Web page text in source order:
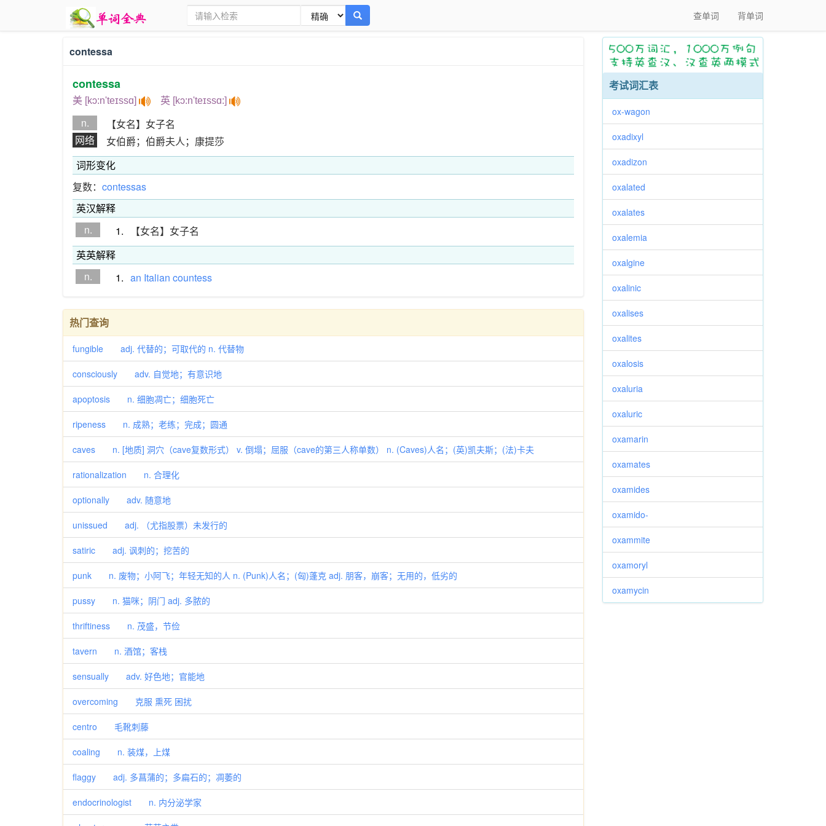
查单词 背单词
contessa
contessa
美 [kɔ:n'teɪssɑ] 英 [kɔ:n'teɪssɑ:]
n.
【女名】女子名
网络
女伯爵；伯爵夫人；康提莎
词形变化
复数： contessas
英汉解释
n.
1.
【女名】女子名
英英解释
n.
1. an Italian countess
热门查询
fungible adj. 代替的；可取代的 n. 代替物
consciously adv. 自觉地；有意识地
apoptosis n. 细胞凋亡；细胞死亡
ripeness n. 成熟；老练；完成；圆通
caves n. [地质] 洞穴（cave复数形式） v. 倒塌；屈服（cave的第三人称单数） n. (Caves)人名；(英)凯夫斯；(法)卡夫
rationalization n. 合理化
optionally adv. 随意地
unissued adj. （尤指股票）未发行的
satiric adj. 讽刺的；挖苦的
punk n. 废物；小阿飞；年轻无知的人 n. (Punk)人名；(匈)蓬克 adj. 朋客，崩客；无用的，低劣的
pussy n. 猫咪；阴门 adj. 多脓的
thriftiness n. 茂盛，节俭
tavern n. 酒馆；客栈
sensually adv. 好色地；官能地
overcoming 克服 熏死 困扰
centro 毛靴刺藤
coaling n. 装煤，上煤
flaggy adj. 多菖蒲的；多扁石的；凋萎的
endocrinologist n. 内分泌学家
考试词汇表
ox-wagon
oxadixyl
oxadizon
oxalated
oxalates
oxalemia
oxalgine
oxalinic
oxalises
oxalites
oxalosis
oxaluria
oxaluric
oxamarin
oxamates
oxamides
oxamido-
oxammite
oxamoryl
oxamycin